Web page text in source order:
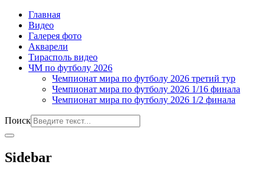
Главная
Видео
Галерея фото
Акварели
Тирасполь видео
ЧМ по футболу 2026
Чемпионат мира по футболу 2026 третий тур
Чемпионат мира по футболу 2026 1/16 финала
Чемпионат мира по футболу 2026 1/2 финала
Поиск
Sidebar